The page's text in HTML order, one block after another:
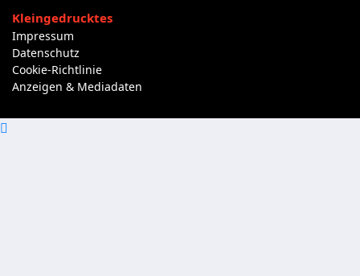
Kleingedrucktes
Impressum
Datenschutz
Cookie-Richtlinie
Anzeigen & Mediadaten